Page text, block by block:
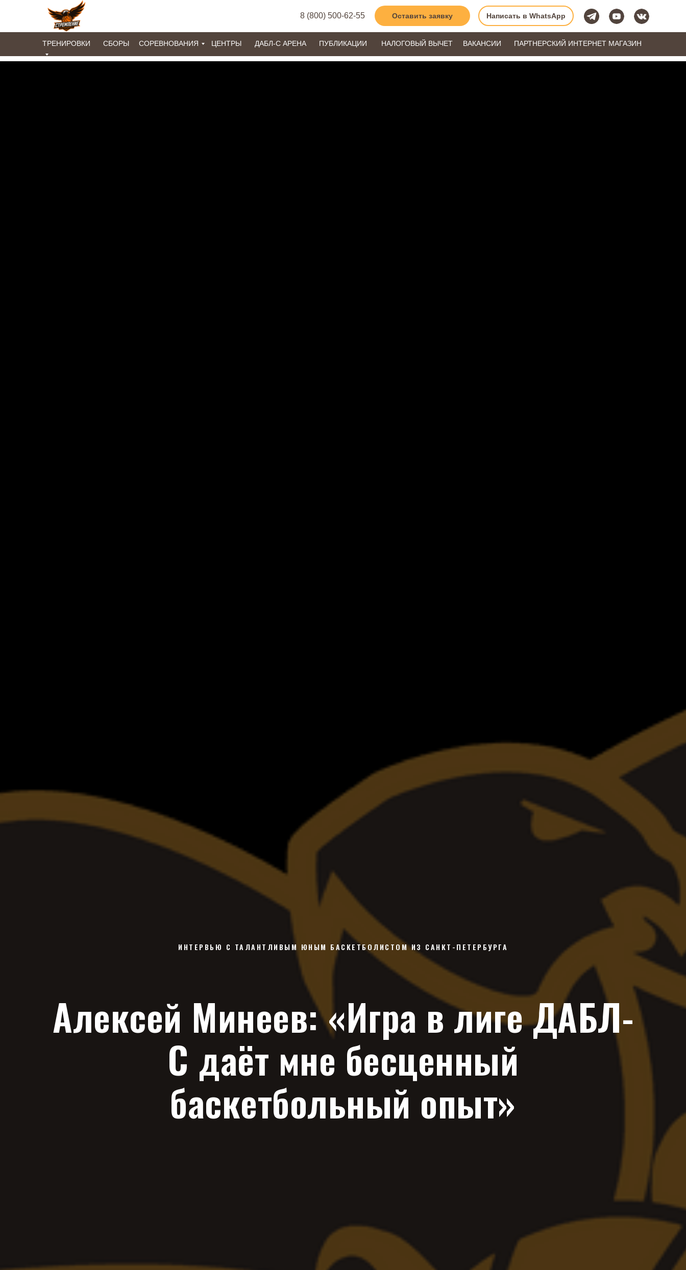
8 (800) 500-62-55
СБОРЫ СОРЕВНОВАНИЯ ЦЕНТРЫ
Оставить заявку Написать в WhatsApp
ТРЕНИРОВКИ ДАБЛ-С АРЕНА ПУБЛИКАЦИИ НАЛОГОВЫЙ ВЫЧЕТ ВАКАНСИИ ПАРТНЕРСКИЙ ИНТЕРНЕТ МАГАЗИН
ИНТЕРВЬЮ С ТАЛАНТЛИВЫМ ЮНЫМ БАСКЕТБОЛИСТОМ ИЗ САНКТ-ПЕТЕРБУРГА
Алексей Минеев: «Игра в лиге ДАБЛ-
С даёт мне бесценный
баскетбольный опыт»